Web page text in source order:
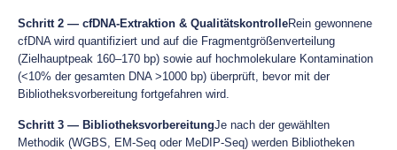
Schritt 2 — cfDNA-Extraktion & QualitätskontrolleRein gewonnene
cfDNA wird quantifiziert und auf die Fragmentgrößenverteilung
(Zielhauptpeak 160–170 bp) sowie auf hochmolekulare Kontamination
(<10% der gesamten DNA >1000 bp) überprüft, bevor mit der
Bibliotheksvorbereitung fortgefahren wird.
Schritt 3 — BibliotheksvorbereitungJe nach der gewählten
Methodik (WGBS, EM-Seq oder MeDIP-Seq) werden Bibliotheken